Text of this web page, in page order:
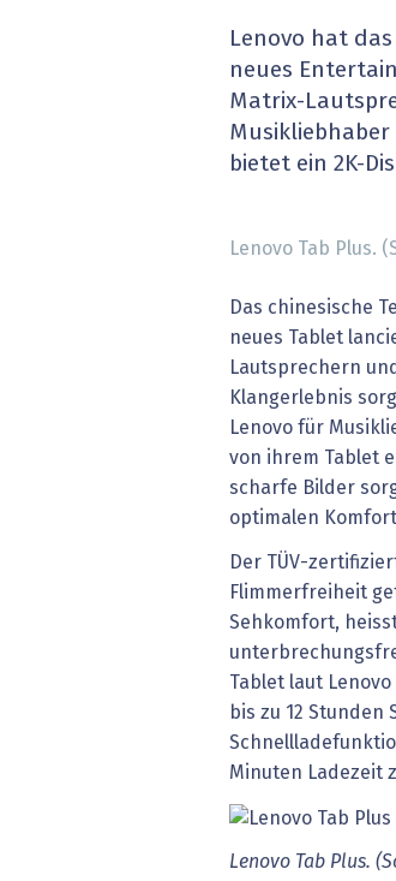
» alle News
Lenovo hat
neues
Matrix-
Musikliebhaber
bietet ein 2K-
Lenovo Tab Plus.
Das chinesische
neues Tablet
Lautsprechern
Klangerlebnis
Lenovo für
von ihrem Tablet
scharfe Bilder
optimalen
Der TÜV-
Flimmerfreiheit
Sehkomfort,
Tablet laut
bis zu 12
Minuten Ladezeit
Lenovo Tab Plus.